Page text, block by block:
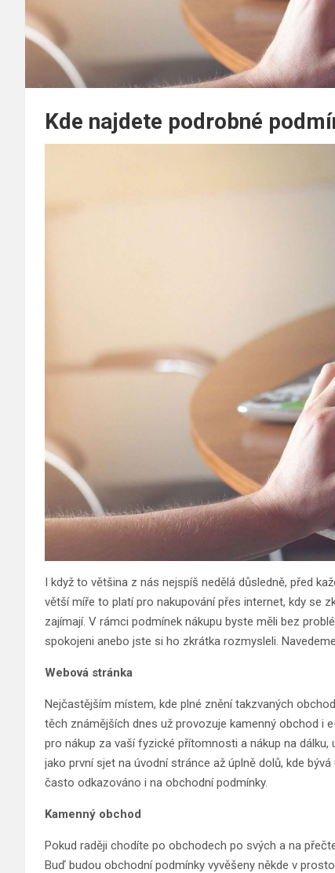
Kde najdete podrobné
I když to většina z nás nejspíš nedělá důsledně, před
větší míře to platí pro nakupování přes internet, kdy se
zajímají. V rámci podmínek nákupu byste měli bez
spokojeni anebo jste si ho zkrátka rozmysleli.
Webová stránka
Nejčastějším místem, kde plné znění takzvaných
těch známějších dnes už provozuje kamenný obchod i
pro nákup za vaší fyzické přítomnosti a nákup na
jako první sjet na úvodní stránce až úplně dolů, kde
často odkazováno i na obchodní podmínky.
Kamenný obchod
Pokud raději chodíte po obchodech po svých a na
Buď budou obchodní podmínky vyvěšeny někde v